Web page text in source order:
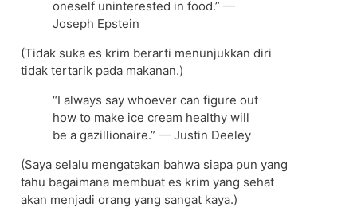
oneself uninterested in food.” —
Joseph Epstein
(Tidak suka es krim berarti menunjukkan diri
tidak tertarik pada makanan.)
“I always say whoever can figure out
how to make ice cream healthy will
be a gazillionaire.” — Justin Deeley
(Saya selalu mengatakan bahwa siapa pun yang
tahu bagaimana membuat es krim yang sehat
akan menjadi orang yang sangat kaya.)